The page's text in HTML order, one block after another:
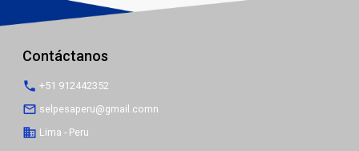
Contáctanos
phone +51 912442352
mail_outline selpesaperu@gmail.comn
business Lima - Peru